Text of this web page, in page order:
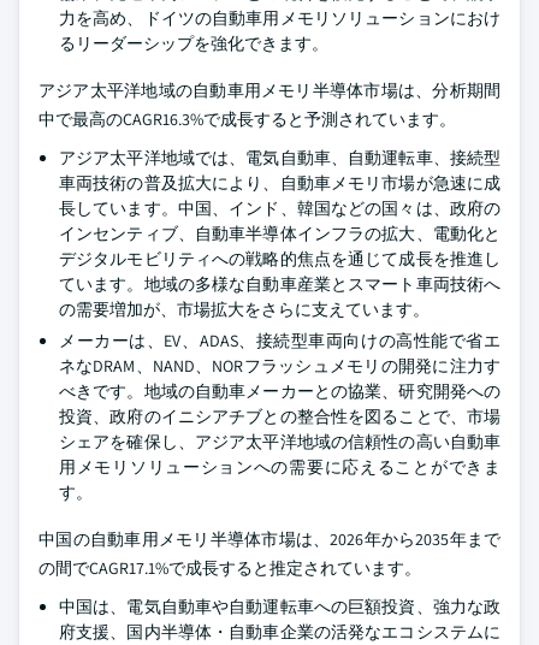
力を高め、ドイツの自動車用メモリソリューションにおけ
るリーダーシップを強化できます。
アジア太平洋地域の自動車用メモリ半導体市場は、分析期間
中で最高のCAGR16.3%で成長すると予測されています。
アジア太平洋地域では、電気自動車、自動運転車、接続型
車両技術の普及拡大により、自動車メモリ市場が急速に成
長しています。中国、インド、韓国などの国々は、政府の
インセンティブ、自動車半導体インフラの拡大、電動化と
デジタルモビリティへの戦略的焦点を通じて成長を推進し
ています。地域の多様な自動車産業とスマート車両技術へ
の需要増加が、市場拡大をさらに支えています。
メーカーは、EV、ADAS、接続型車両向けの高性能で省エ
ネなDRAM、NAND、NORフラッシュメモリの開発に注力す
べきです。地域の自動車メーカーとの協業、研究開発への
投資、政府のイニシアチブとの整合性を図ることで、市場
シェアを確保し、アジア太平洋地域の信頼性の高い自動車
用メモリソリューションへの需要に応えることができま
す。
中国の自動車用メモリ半導体市場は、2026年から2035年まで
の間でCAGR17.1%で成長すると推定されています。
中国は、電気自動車や自動運転車への巨額投資、強力な政
府支援、国内半導体・自動車企業の活発なエコシステムに